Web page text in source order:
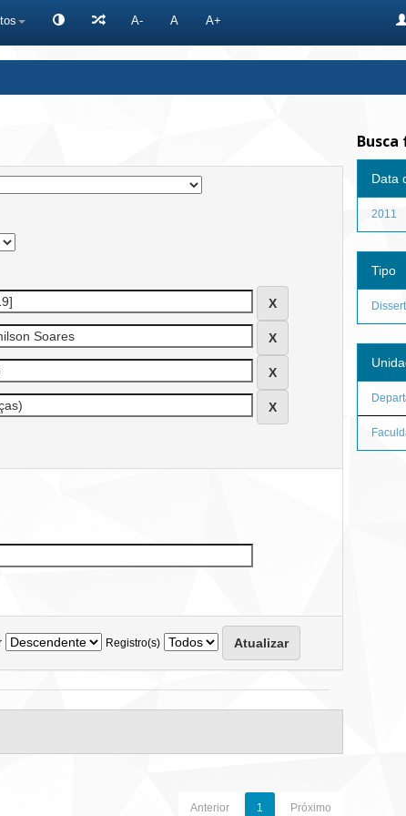
A- A A+
Registro(s)
Anterior 1 Próximo
Data
2011
Tipo